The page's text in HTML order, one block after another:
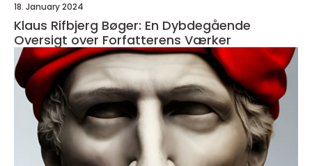
18. January 2024
Klaus Rifbjerg Bøger: En Dybdegående
Oversigt over Forfatterens Værker